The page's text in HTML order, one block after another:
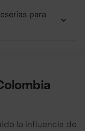
para
la influencia de